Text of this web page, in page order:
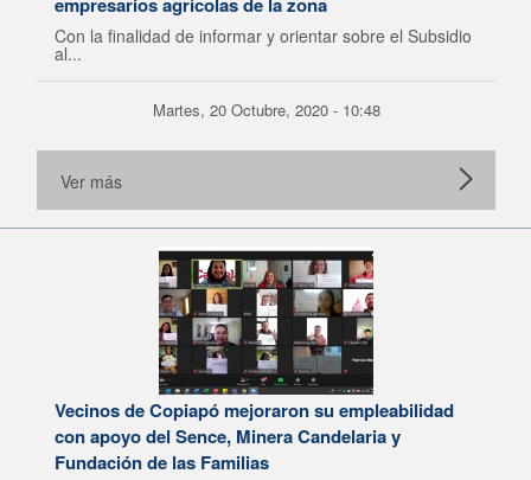
Con la finalidad de informar y orientar sobre el Subsidio
al...
Martes, 20 Octubre, 2020 - 10:48
Ver más
Vecinos de Copiapó mejoraron su empleabilidad
con apoyo del Sence, Minera Candelaria y
Fundación de las Familias